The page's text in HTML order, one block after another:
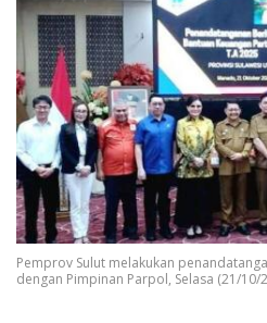
Pemprov Sulut melakukan
dengan Pimpinan Parpol, Selasa (21/10/